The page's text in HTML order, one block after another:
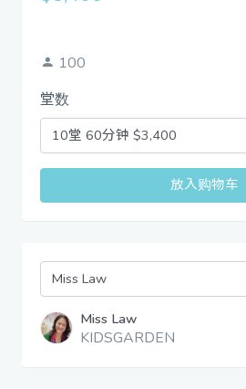
100
堂数
放入购物车
Miss Law
KIDSGARDEN